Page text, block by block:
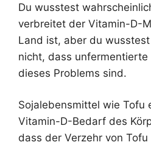
Du wusstest
verbreitet der Vitamin-D-
Land ist, aber du
nicht, dass
dieses Problems sind.
Sojalebensmittel wie Tofu
Vitamin-D-Bedarf des
dass der Verzehr von